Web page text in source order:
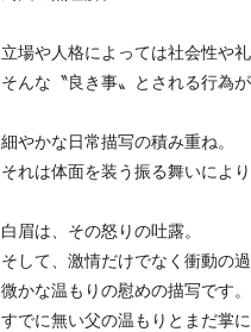
立場や人格によっては社会性や
そんな〝良き事〟とされる行為
細やかな日常描写の積み重ね。
それは体面を装う振る舞いによ
白眉は、その怒りの吐露。
そして、激情だけでなく衝動の過
微かな温もりの慰めの描写です。
すでに無い父の温もりとまだ掌